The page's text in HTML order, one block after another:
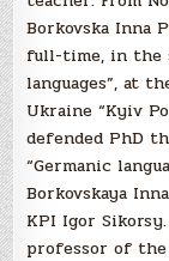
Borkovska Inna
full-time, in the
languages”, at
Ukraine “Kyiv
defended PhD
“Germanic
Borkovskaya
KPI Igor
professor of